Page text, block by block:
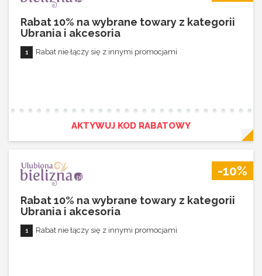
Rabat 10% na wybrane towary z kategorii
Ubrania i akcesoria
Rabat nie łączy się z innymi promocjami
AKTYWUJ KOD RABATOWY
-10%
Rabat 10% na wybrane towary z kategorii
Ubrania i akcesoria
Rabat nie łączy się z innymi promocjami